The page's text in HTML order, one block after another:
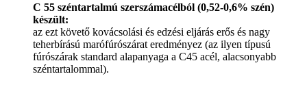
C 55 széntartalmú szerszámacélból (0,52-0,6% szén)
készült:
az ezt követő kovácsolási és edzési eljárás erős és nagy
teherbírású marófúrószárat eredményez (az ilyen típusú
fúrószárak standard alapanyaga a C45 acél, alacsonyabb
széntartalommal).